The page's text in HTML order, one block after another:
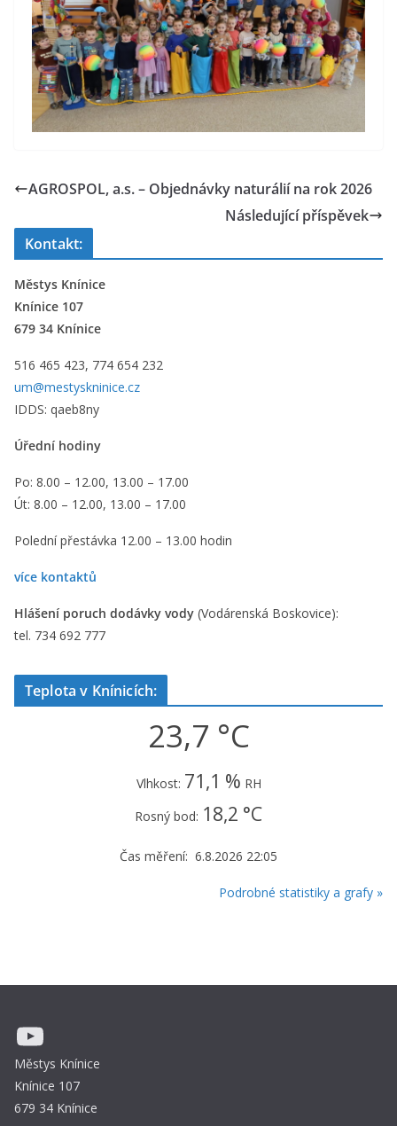
AGROSPOL, a.s. – Objednávky naturálií na rok 2026
Následující příspěvek
Kontakt:
Městys Knínice
Knínice 107
679 34 Knínice
516 465 423, 774 654 232
um@mestyskninice.cz
IDDS: qaeb8ny
Úřední hodiny
Po: 8.00 – 12.00, 13.00 – 17.00
Út: 8.00 – 12.00, 13.00 – 17.00
Polední přestávka 12.00 – 13.00 hodin
více kontaktů
Hlášení poruch dodávky vody (Vodárenská Boskovice):
tel. 734 692 777
Teplota v Knínicích:
23,7 °C
Vlhkost: 71,1 % RH
Rosný bod: 18,2 °C
Čas měření: 6.8.2026 22:05
Podrobné statistiky a grafy »
YouTube
Městys Knínice
Knínice 107
679 34 Knínice